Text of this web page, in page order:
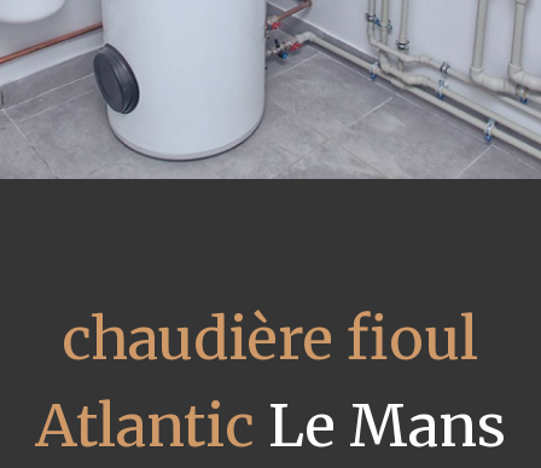
chaudière fioul
Atlantic Le Mans